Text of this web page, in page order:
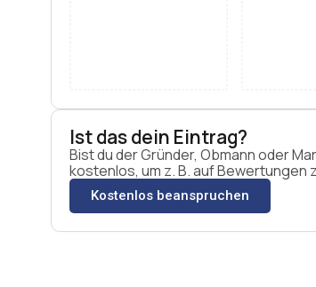
Ist das dein Eintrag?
Bist du der Gründer, Obmann oder
kostenlos, um z. B. auf Bewertungen
Kostenlos beanspruchen